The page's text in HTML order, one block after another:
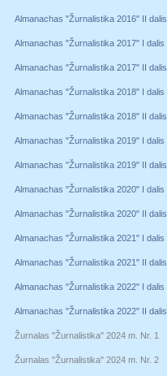
Almanachas "Žurnalistika 2016" II dalis
Almanachas "Žurnalistika 2017" I dalis
Almanachas "Žurnalistika 2017" II dalis
Almanachas "Žurnalistika 2018" I dalis
Almanachas "Žurnalistika 2018" II dalis
Almanachas "Žurnalistika 2019" I dalis
Almanachas "Žurnalistika 2019" II dalis
Almanachas "Žurnalistika 2020" I dalis
Almanachas "Žurnalistika 2020" II dalis
Almanachas "Žurnalistika 2021" I dalis
Almanachas "Žurnalistika 2021" II dalis
Almanachas "Žurnalistika 2022" I dalis
Almanachas "Žurnalistika 2022" II dalis
Žurnalas "Žurnalistika" 2024 m. Nr. 1
Žurnalas "Žurnalistika" 2024 m. Nr. 2